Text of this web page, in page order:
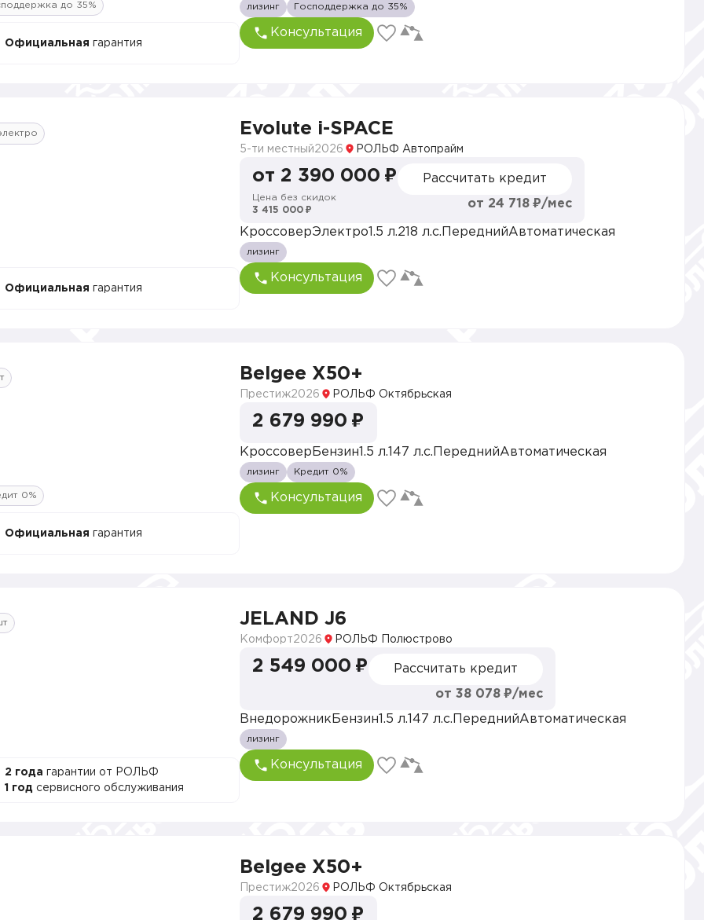
до 35%
Официальная гарантия
лизинг Господдержка до 35%
Консультация
Официальная гарантия
Evolute i-SPACE
5-ти местный2026 РОЛЬФ Автопрайм
от 2 390 000 ₽
Цена без скидок
3 415 000 ₽
Рассчитать кредит
от 24 718 ₽/мес
КроссоверЭлектро 1.5 л.218 л.с. ПереднийАвтоматическая
лизинг
Консультация
0%
Официальная гарантия
Belgee X50+
Престиж2026 РОЛЬФ Октябрьская
2 679 990 ₽
Кроссовер Бензин 1.5 л. 147 л.с. ПереднийАвтоматическая
лизинг Кредит 0%
Консультация
2 года гарантии от РОЛЬФ
1 год сервисного обслуживания
JELAND J6
Комфорт2026 РОЛЬФ Полюстрово
2 549 000 ₽ Рассчитать кредит
от 38 078 ₽/мес
Внедорожник Бензин 1.5 л. 147 л.с. ПереднийАвтоматическая
лизинг
Консультация
Belgee X50+
Престиж2026 РОЛЬФ Октябрьская
2 679 990 ₽